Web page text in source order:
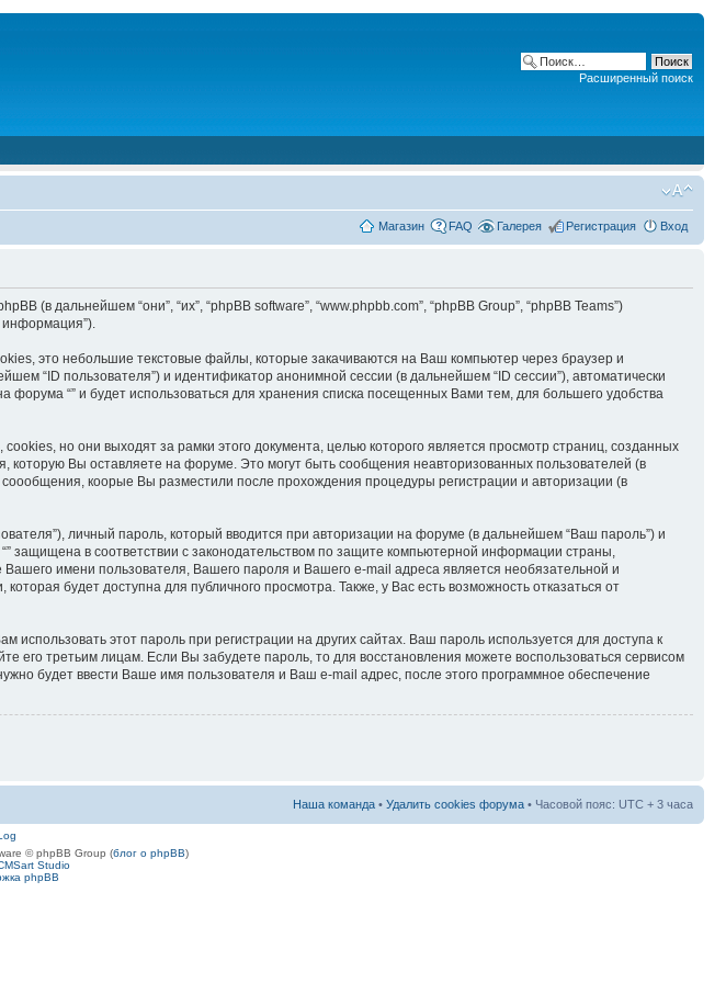
Расширенный поиск
Магазин FAQ Галерея Регистрация Вход
(в дальнейшем “они”, “их”, “phpBB software”, “www.phpbb.com”, “phpBB Group”, “phpBB Teams”)
это небольшие текстовые файлы, которые закачиваются на Ваш компьютер через браузер и
“ID пользователя”) и идентификатор анонимной сессии (в дальнейшем “ID сессии”), автоматически
“” и будет использоваться для хранения списка посещенных Вами тем, для большего удобства
но они выходят за рамки этого документа, целью которого является просмотр страниц, созданных
Вы оставляете на форуме. Это могут быть сообщения неавторизованных пользователей (в
коорые Вы разместили после прохождения процедуры регистрации и авторизации (в
личный пароль, который вводится при авторизации на форуме (в дальнейшем “Ваш пароль”) и
в соответствии с законодательством по защите компьютерной информации страны,
имени пользователя, Вашего пароля и Вашего e-mail адреса является необязательной и
будет доступна для публичного просмотра. Также, у Вас есть возможность отказаться от
этот пароль при регистрации на других сайтах. Ваш пароль используется для доступа к
его третьим лицам. Если Вы забудете пароль, то для восстановления можете воспользоваться сервисом
будет ввести Ваше имя пользователя и Ваш e-mail адрес, после этого программное обеспечение
Наша команда • Удалить cookies форума • Часовой пояс: UTC + 3 часа
© phpBB Group (блог о phpBB)
Studio
phpBB